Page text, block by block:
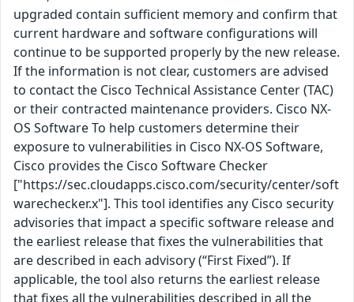
upgraded contain sufficient memory and confirm that
current hardware and software configurations will
continue to be supported properly by the new release.
If the information is not clear, customers are advised
to contact the Cisco Technical Assistance Center (TAC)
or their contracted maintenance providers. Cisco NX-
OS Software To help customers determine their
exposure to vulnerabilities in Cisco NX-OS Software,
Cisco provides the Cisco Software Checker
["https://sec.cloudapps.cisco.com/security/center/soft
warechecker.x"]. This tool identifies any Cisco security
advisories that impact a specific software release and
the earliest release that fixes the vulnerabilities that
are described in each advisory (“First Fixed”). If
applicable, the tool also returns the earliest release
that fixes all the vulnerabilities described in all the